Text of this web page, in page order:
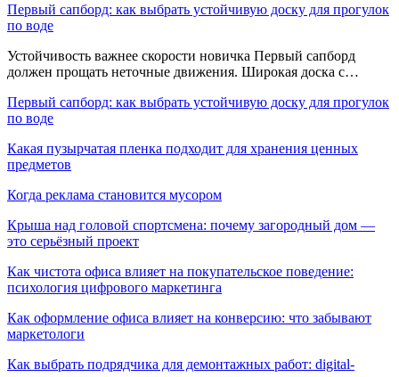
Первый сапборд: как выбрать устойчивую доску для прогулок
по воде
Устойчивость важнее скорости новичка Первый сапборд
должен прощать неточные движения. Широкая доска с…
Первый сапборд: как выбрать устойчивую доску для прогулок
по воде
Какая пузырчатая пленка подходит для хранения ценных
предметов
Когда реклама становится мусором
Крыша над головой спортсмена: почему загородный дом —
это серьёзный проект
Как чистота офиса влияет на покупательское поведение:
психология цифрового маркетинга
Как оформление офиса влияет на конверсию: что забывают
маркетологи
Как выбрать подрядчика для демонтажных работ: digital-